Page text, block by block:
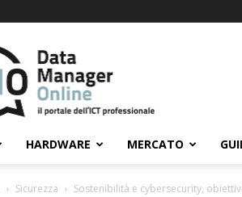
Data
Manager
Online
HARDWARE MERCATO
Sicurezza Sostenibilità e cybersecurity,